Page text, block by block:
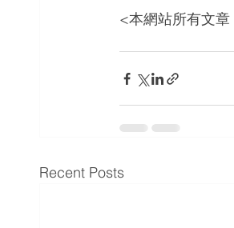
<本網站所有文
Recent Posts